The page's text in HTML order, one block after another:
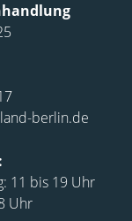
berlin.de
11 bis 19 Uhr
Uhr